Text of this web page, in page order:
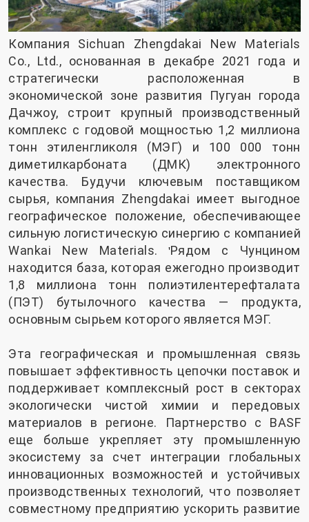
Компания Sichuan Zhengdakai New Materials
Co., Ltd., основанная в декабре 2021 года и
стратегически расположенная в
экономической зоне развития Пугуан города
Дачжоу, строит крупный производственный
комплекс с годовой мощностью 1,2 миллиона
тонн этиленгликоля (МЭГ) и 100 000 тонн
диметилкарбоната (ДМК) электронного
качества. Будучи ключевым поставщиком
сырья, компания Zhengdakai имеет выгодное
географическое положение, обеспечивающее
сильную логистическую синергию с компанией
Wankai New Materials. 'Рядом с Чунцином
находится база, которая ежегодно производит
1,8 миллиона тонн полиэтилентерефталата
(ПЭТ) бутылочного качества — продукта,
основным сырьем которого является МЭГ.
Эта географическая и промышленная связь
повышает эффективность цепочки поставок и
поддерживает комплексный рост в секторах
экологически чистой химии и передовых
материалов в регионе. Партнерство с BASF
еще больше укрепляет эту промышленную
экосистему за счет интеграции глобальных
инновационных возможностей и устойчивых
производственных технологий, что позволяет
совместному предприятию ускорить развитие